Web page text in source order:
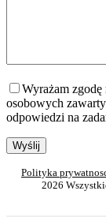
Wyrażam
osobowych
odpowiedzi na
Polityka
2026